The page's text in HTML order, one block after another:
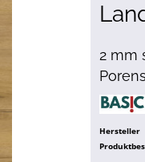
2 mm
Hersteller